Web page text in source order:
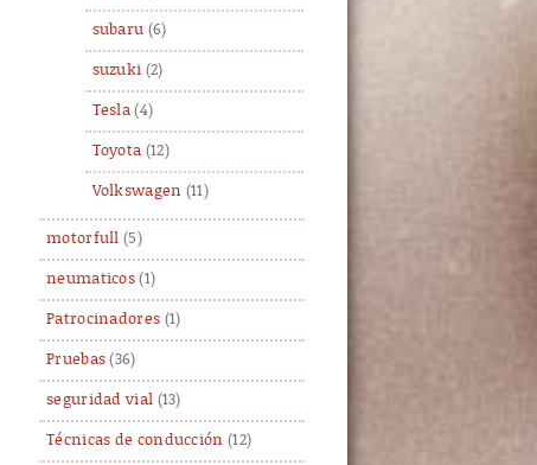
subaru (6)
suzuki (2)
Tesla (4)
Toyota (12)
Volkswagen (11)
motorfull (5)
neumaticos (1)
Patrocinadores (1)
Pruebas (36)
seguridad vial (13)
Técnicas de conducción (12)